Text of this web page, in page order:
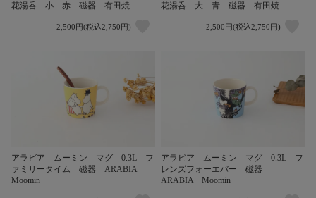
花湯呑 小 赤 磁器 有田焼
2,500円(税込2,750円)
花湯呑 大 青 磁器 有田焼
2,500円(税込2,750円)
アラビア ムーミン マグ 0.3L フ
ァミリータイム 磁器 ARABIA
Moomin
アラビア ムーミン マグ 0.3L フ
レンズフォーエバー 磁器
ARABIA Moomin